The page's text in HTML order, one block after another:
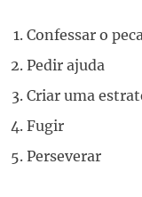
Confessar o
Pedir ajuda
Criar uma
Fugir
Perseverar